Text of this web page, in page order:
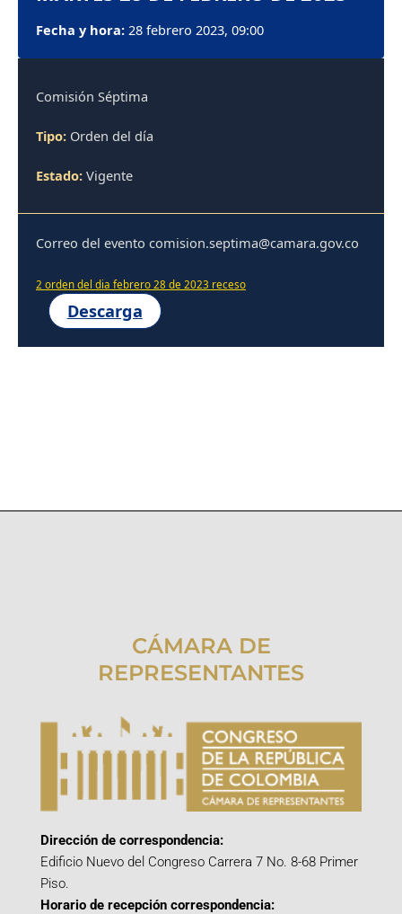
Fecha y hora: 28 febrero 2023, 09:00
Comisión Séptima
Tipo: Orden del día
Estado: Vigente
Correo del evento comision.septima@camara.gov.co
2 orden del dia febrero 28 de 2023 receso
Descarga
CÁMARA DE
REPRESENTANTES
Dirección de correspondencia:
Edificio Nuevo del Congreso Carrera 7 No. 8-68 Primer
Piso.
Horario de recepción correspondencia: